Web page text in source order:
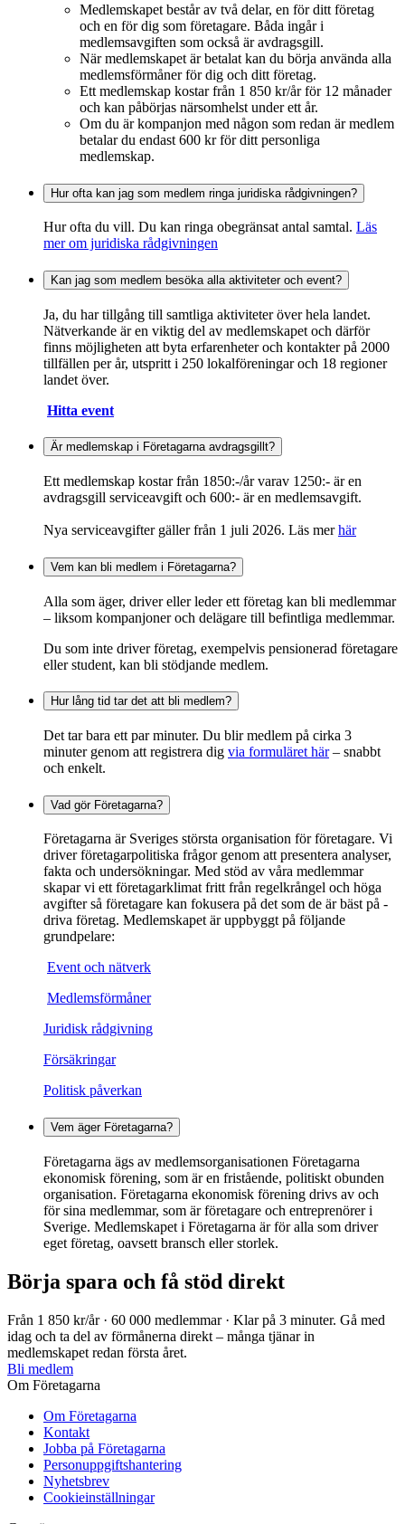
Medlemskapet består av två delar, en för ditt företag
och en för dig som företagare. Båda ingår i
medlemsavgiften som också är avdragsgill.
När medlemskapet är betalat kan du börja använda alla
medlemsförmåner för dig och ditt företag.
Ett medlemskap kostar från 1 850 kr/år för 12 månader
och kan påbörjas närsomhelst under ett år.
Om du är kompanjon med någon som redan är medlem
betalar du endast 600 kr för ditt personliga
medlemskap.
Hur ofta kan jag som medlem ringa juridiska rådgivningen?
Hur ofta du vill. Du kan ringa obegränsat antal samtal. Läs
mer om juridiska rådgivningen
Kan jag som medlem besöka alla aktiviteter och event?
Ja, du har tillgång till samtliga aktiviteter över hela landet.
Nätverkande är en viktig del av medlemskapet och därför
finns möjligheten att byta erfarenheter och kontakter på 2000
tillfällen per år, utspritt i 250 lokalföreningar och 18 regioner
landet över.
Hitta event
Är medlemskap i Företagarna avdragsgillt?
Ett medlemskap kostar från 1850:-/år varav 1250:- är en
avdragsgill serviceavgift och 600:- är en medlemsavgift.
Nya serviceavgifter gäller från 1 juli 2026. Läs merhär
Vem kan bli medlem i Företagarna?
Alla som äger, driver eller leder ett företag kan bli medlemmar
– liksom kompanjoner och delägare till befintliga medlemmar.
Du som inte driver företag, exempelvis pensionerad företagare
eller student, kan bli stödjande medlem.
Hur lång tid tar det att bli medlem?
Det tar bara ett par minuter. Du blir medlem på cirka 3
minuter genom att registrera dig via formuläret här– snabbt
och enkelt.
Vad gör Företagarna?
Företagarna är Sveriges största organisation för företagare. Vi
driver företagarpolitiska frågor genom att presentera analyser,
fakta och undersökningar. Med stöd av våra medlemmar
skapar vi ett företagarklimat fritt från regelkrångel och höga
avgifter så företagare kan fokusera på det som de är bäst på -
driva företag. Medlemskapet är uppbyggt på följande
grundpelare:
Event och nätverk
Medlemsförmåner
Juridisk rådgivning
Försäkringar
Politisk påverkan
Vem äger Företagarna?
Företagarna ägs av medlemsorganisationen Företagarna
ekonomisk förening, som är en fristående, politiskt obunden
organisation. Företagarna ekonomisk förening drivs av och
för sina medlemmar, som är företagare och entreprenörer i
Sverige. Medlemskapet i Företagarna är för alla som driver
eget företag, oavsett bransch eller storlek.
Börja spara och få stöd direkt
Från 1 850 kr/år · 60 000 medlemmar · Klar på 3 minuter. Gå med
idag och ta del av förmånerna direkt – många tjänar in
medlemskapet redan första året.
Bli medlem
Om Företagarna
Om Företagarna
Kontakt
Jobba på Företagarna
Personuppgiftshantering
Nyhetsbrev
Cookieinställningar